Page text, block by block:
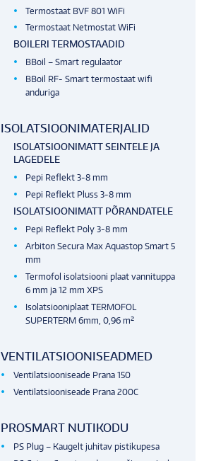
Termostaat BVF 801 WiFi
Termostaat Netmostat WiFi
BOILERI TERMOSTAADID
BBoil – Smart regulaator
BBoil RF- Smart termostaat wifi
anduriga
ISOLATSIOONIMATERJALID
ISOLATSIOONIMATT SEINTELE JA
LAGEDELE
Pepi Reflekt 3-8 mm
Pepi Reflekt Pluss 3-8 mm
ISOLATSIOONIMATT PÕRANDATELE
Pepi Reflekt Poly 3-8 mm
Arbiton Secura Max Aquastop Smart 5
mm
Termofol isolatsiooni plaat vannituppa
6 mm ja 12 mm XPS
Isolatsiooniplaat TERMOFOL
SUPERTERM 6mm, 0,96 m²
VENTILATSIOONISEADMED
Ventilatsiooniseade Prana 150
Ventilatsiooniseade Prana 200C
PROSMART NUTIKODU
PS Plug – Kaugelt juhitav pistikupesa